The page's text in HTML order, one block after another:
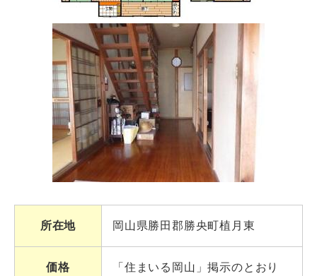
所在地 岡山県勝田郡勝央町植月東
価格 「住まいる岡山」掲示のとおり